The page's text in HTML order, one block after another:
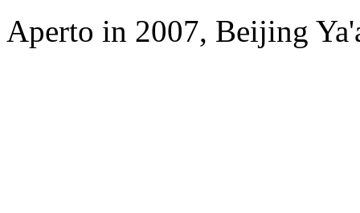
Aperto in 2007, Beijing